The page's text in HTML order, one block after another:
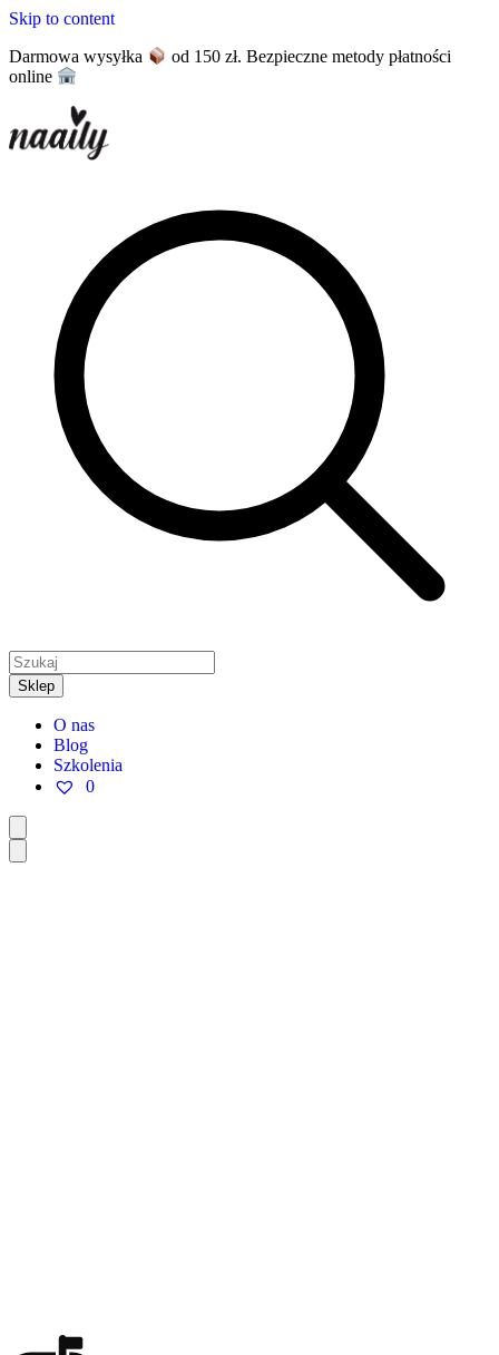
Skip to content
Darmowa wysyłka
od 150 zł. Bezpieczne metody płatności
online
Sklep
O nas
Blog
Szkolenia
0